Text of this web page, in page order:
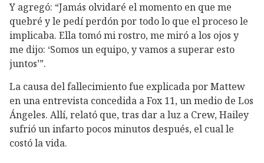
Y agregó: “Jamás olvidaré el momento en que me
quebré y le pedí perdón por todo lo que el proceso le
implicaba. Ella tomó mi rostro, me miró a los ojos y
me dijo: ‘Somos un equipo, y vamos a superar esto
juntos’”.
La causa del fallecimiento fue explicada por Mattew
en una entrevista concedida a Fox 11, un medio de Los
Ángeles. Allí, relató que, tras dar a luz a Crew, Hailey
sufrió un infarto pocos minutos después, el cual le
costó la vida.